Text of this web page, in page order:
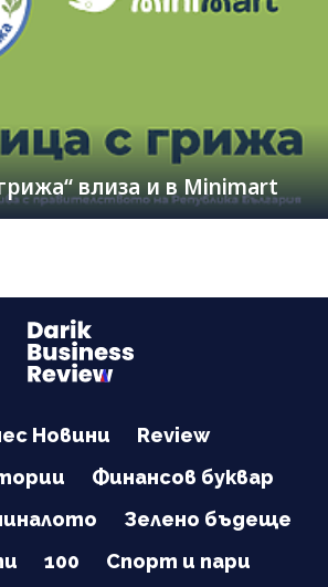
влиза и в Minimart
Новини
Review
Финансов буквар
Зелено бъдеще
100 Спорт и пари